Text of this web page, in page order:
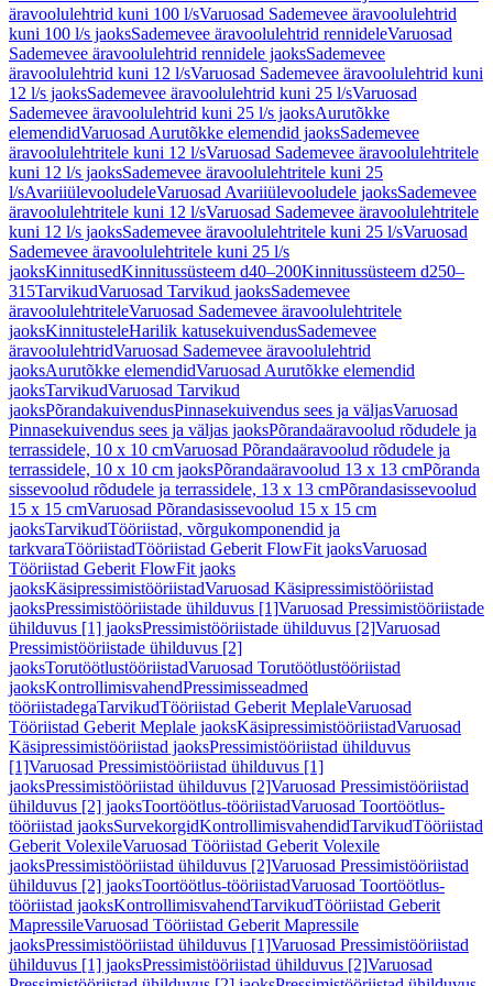
äravoolulehtrid kuni 100 l/sVaruosad Sademevee äravoolulehtrid
kuni 100 l/s jaoksSademevee äravoolulehtrid rennideleVaruosad
Sademevee äravoolulehtrid rennidele jaoksSademevee
äravoolulehtrid kuni 12 l/sVaruosad Sademevee äravoolulehtrid kuni
12 l/s jaoksSademevee äravoolulehtrid kuni 25 l/sVaruosad
Sademevee äravoolulehtrid kuni 25 l/s jaoksAurutõkke
elemendidVaruosad Aurutõkke elemendid jaoksSademevee
äravoolulehtritele kuni 12 l/sVaruosad Sademevee äravoolulehtritele
kuni 12 l/s jaoksSademevee äravoolulehtritele kuni 25
l/sAvariiülevooludeleVaruosad Avariiülevooludele jaoksSademevee
äravoolulehtritele kuni 12 l/sVaruosad Sademevee äravoolulehtritele
kuni 12 l/s jaoksSademevee äravoolulehtritele kuni 25 l/sVaruosad
Sademevee äravoolulehtritele kuni 25 l/s
jaoksKinnitusedKinnitussüsteem d40–200Kinnitussüsteem d250–
315TarvikudVaruosad Tarvikud jaoksSademevee
äravoolulehtriteleVaruosad Sademevee äravoolulehtritele
jaoksKinnitusteleHarilik katusekuivendusSademevee
äravoolulehtridVaruosad Sademevee äravoolulehtrid
jaoksAurutõkke elemendidVaruosad Aurutõkke elemendid
jaoksTarvikudVaruosad Tarvikud
jaoksPõrandakuivendusPinnasekuivendus sees ja väljasVaruosad
Pinnasekuivendus sees ja väljas jaoksPõrandaäravoolud rõdudele ja
terrassidele, 10 x 10 cmVaruosad Põrandaäravoolud rõdudele ja
terrassidele, 10 x 10 cm jaoksPõrandaäravoolud 13 x 13 cmPõranda
sissevoolud rõdudele ja terrassidele, 13 x 13 cmPõrandasissevoolud
15 x 15 cmVaruosad Põrandasissevoolud 15 x 15 cm
jaoksTarvikudTööriistad, võrgukomponendid ja
tarkvaraTööriistadTööriistad Geberit FlowFit jaoksVaruosad
Tööriistad Geberit FlowFit jaoks
jaoksKäsipressimistööriistadVaruosad Käsipressimistööriistad
jaoksPressimistööriistade ühilduvus [1]Varuosad Pressimistööriistade
ühilduvus [1] jaoksPressimistööriistade ühilduvus [2]Varuosad
Pressimistööriistade ühilduvus [2]
jaoksTorutöötlustööriistadVaruosad Torutöötlustööriistad
jaoksKontrollimisvahendPressimisseadmed
tööriistadegaTarvikudTööriistad Geberit MeplaleVaruosad
Tööriistad Geberit Meplale jaoksKäsipressimistööriistadVaruosad
Käsipressimistööriistad jaoksPressimistööriistad ühilduvus
[1]Varuosad Pressimistööriistad ühilduvus [1]
jaoksPressimistööriistad ühilduvus [2]Varuosad Pressimistööriistad
ühilduvus [2] jaoksToortöötlus-tööriistadVaruosad Toortöötlus-
tööriistad jaoksSurvekorgidKontrollimisvahendidTarvikudTööriistad
Geberit VolexileVaruosad Tööriistad Geberit Volexile
jaoksPressimistööriistad ühilduvus [2]Varuosad Pressimistööriistad
ühilduvus [2] jaoksToortöötlus-tööriistadVaruosad Toortöötlus-
tööriistad jaoksKontrollimisvahendTarvikudTööriistad Geberit
MapressileVaruosad Tööriistad Geberit Mapressile
jaoksPressimistööriistad ühilduvus [1]Varuosad Pressimistööriistad
ühilduvus [1] jaoksPressimistööriistad ühilduvus [2]Varuosad